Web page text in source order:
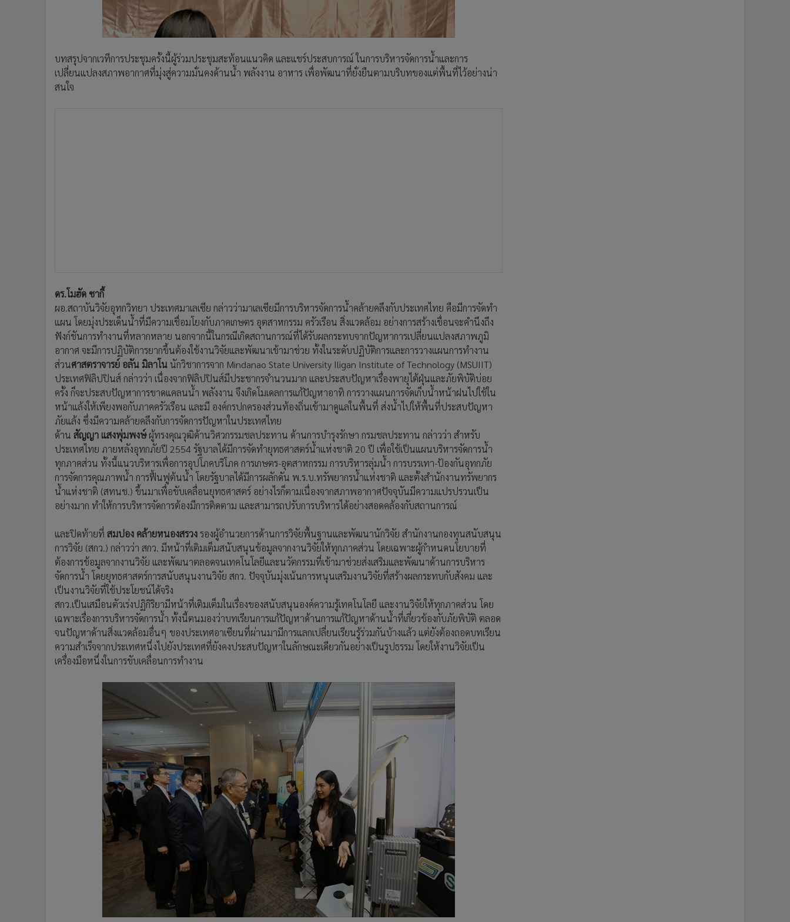
บทสรุปจากเวทีการประชุมครั้งนี้ผู้ร่วมประชุมสะท้อนแนวคิด และแชร์ประสบการณ์ ในการบริหารจัดการน้ำและการ
เปลี่ยนแปลงสภาพอากาศที่มุ่งสู่ความมั่นคงด้านน้ำ พลังงาน อาหาร เพื่อพัฒนาที่ยั่งยืนตามบริบทของแต่พื้นที่ไว้อย่างน่า
สนใจ
ดร.โมฮัด ซากี้
ผอ.สถาบันวิจัยอุทกวิทยา ประเทศมาเลเซีย กล่าวว่ามาเลเซียมีการบริหารจัดการน้ำคล้ายคลึงกับประเทศไทย คือมีการจัดทำ
แผน โดยมุ่งประเด็นน้ำที่มีความเชื่อมโยงกับภาคเกษตร อุตสาหกรรม ครัวเรือน สิ่งแวดล้อม อย่างการสร้างเขื่อนจะคำนึงถึง
ฟังก์ชันการทำงานที่หลากหลาย นอกจากนี้ในกรณีเกิดสถานการณ์ที่ได้รับผลกระทบจากปัญหาการเปลี่ยนแปลงสภาพภูมิ
อากาศ จะมีการปฏิบัติการยากขึ้นต้องใช้งานวิจัยและพัฒนาเข้ามาช่วย ทั้งในระดับปฏิบัติการและการวางแผนการทำงาน
ส่วนศาสตราจารย์ อลัน มิลาโน นักวิชาการจาก Mindanao State University Iligan Institute of Technology (MSUIIT)
ประเทศฟิลิปปินส์ กล่าวว่า เนื่องจากฟิลิปปินส์มีประชากรจำนวนมาก และประสบปัญหาเรื่องพายุไต้ฝุ่นและภัยพิบัติบ่อย
ครั้ง ก็จะประสบปัญหาการขาดแคลนน้ำ พลังงาน จึงเกิดโมเดลการแก้ปัญหาอาทิ การวางแผนการจัดเก็บน้ำหน้าฝนไปใช้ใน
หน้าแล้งให้เพียงพอกับภาคครัวเรือน และมี องค์กรปกครองส่วนท้องถิ่นเข้ามาดูแลในพื้นที่ ส่งน้ำไปให้พื้นที่ประสบปัญหา
ภัยแล้ง ซึ่งมีความคล้ายคลึงกับการจัดการปัญหาในประเทศไทย
ด้าน สัญญา แสงพุ่มพงษ์ผู้ทรงคุณวุฒิด้านวิศวกรรมชลประทาน ด้านการบำรุงรักษา กรมชลประทาน กล่าวว่า สำหรับ
ประเทศไทย ภายหลังอุทกภัยปี 2554 รัฐบาลได้มีการจัดทำยุทธศาสตร์น้ำแห่งชาติ 20 ปี เพื่อใช้เป็นแผนบริหารจัดการน้ำ
ทุกภาคส่วน ทั้งนี้แนวบริหารเพื่อการอุปโภคบริโภค การเกษตร-อุตสาหกรรม การบริหารลุ่มน้ำ การบรรเทา-ป้องกันอุทกภัย
การจัดการคุณภาพน้ำ การฟื้นฟูต้นน้ำ โดยรัฐบาลได้มีการผลักดัน พ.ร.บ.ทรัพยากรน้ำแห่งชาติ และตั้งสำนักงานทรัพยากร
น้ำแห่งชาติ (สทนช.) ขึ้นมาเพื่อขับเคลื่อนยุทธศาสตร์ อย่างไรก็ตามเนื่องจากสภาพอากาศปัจจุบันมีความแปรปรวนเป็น
อย่างมาก ทำให้การบริหารจัดการต้องมีการติดตาม และสามารถปรับการบริหารได้อย่างสอดคล้องกับสถานการณ์
และปิดท้ายที่ สมปอง คล้ายหนองสรวงรองผู้อำนวยการด้านการวิจัยพื้นฐานและพัฒนานักวิจัย สำนักงานกองทุนสนับสนุน
การวิจัย (สกว.) กล่าวว่า สกว. มีหน้าที่เติมเต็มสนับสนุนข้อมูลจากงานวิจัยให้ทุกภาคส่วน โดยเฉพาะผู้กำหนดนโยบายที่
ต้องการข้อมูลจากงานวิจัย และพัฒนาตลอดจนเทคโนโลยีและนวัตกรรมที่เข้ามาช่วยส่งเสริมและพัฒนาด้านการบริหาร
จัดการน้ำ โดยยุทธศาสตร์การสนับสนุนงานวิจัย สกว. ปัจจุบันมุ่งเน้นการหนุนเสริมงานวิจัยที่สร้างผลกระทบกับสังคม และ
เป็นงานวิจัยที่ใช้ประโยชน์ได้จริง
สกว.เป็นเสมือนตัวเร่งปฏิกิริยามีหน้าที่เติมเต็มในเรื่องของสนับสนุนองค์ความรู้เทคโนโลยี และงานวิจัยให้ทุกภาคส่วน โดย
เฉพาะเรื่องการบริหารจัดการน้ำ ทั้งนี้ตนมองว่าบทเรียนการแก้ปัญหาด้านการแก้ปัญหาด้านน้ำที่เกี่ยวข้องกับภัยพิบัติ ตลอด
จนปัญหาด้านสิ่งแวดล้อมอื่นๆ ของประเทศอาเซียนที่ผ่านมามีการแลกเปลี่ยนเรียนรู้ร่วมกันบ้างแล้ว แต่ยังต้องถอดบทเรียน
ความสำเร็จจากประเทศหนึ่งไปยังประเทศที่ยังคงประสบปัญหาในลักษณะเดียวกันอย่างเป็นรูปธรรม โดยให้งานวิจัยเป็น
เครื่องมือหนึ่งในการขับเคลื่อนการทำงาน